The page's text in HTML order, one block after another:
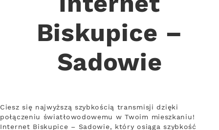
Biskupice –
Sadowie
Ciesz się najwyższą szybkością transmisji dzięki
połączeniu światłowodowemu w Twoim mieszkaniu!
Internet Biskupice – Sadowie, który osiąga szybkość